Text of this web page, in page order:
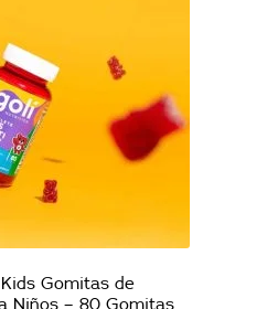
Gomitas de
Niños – 80 Gomitas